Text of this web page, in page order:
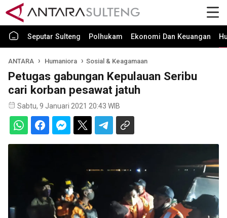
Seputar Sulteng Polhukam Ekonomi Dan Keuangan
ANTARA Humaniora Sosial & Keagamaan
Petugas gabungan Kepulauan Seribu
cari korban pesawat jatuh
Sabtu, 9 Januari 2021 20:43 WIB